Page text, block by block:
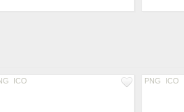
ICO PNG ICO